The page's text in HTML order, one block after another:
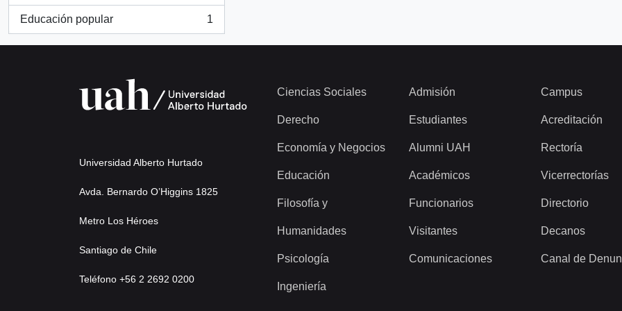
Educación popular
, 1 resultados
1
Universidad Alberto Hurtado
Avda. Bernardo O’Higgins 1825
Metro Los Héroes
Santiago de Chile
Teléfono +56 2 2692 0200
Ciencias Sociales
Derecho
Economía y Negocios
Educación
Filosofía y
Humanidades
Psicología
Ingeniería
Admisión
Estudiantes
Alumni UAH
Académicos
Funcionarios
Visitantes
Comunicaciones
Campus
Acreditación
Rectoría
Vicerrectorías
Directorio
Decanos
Canal de